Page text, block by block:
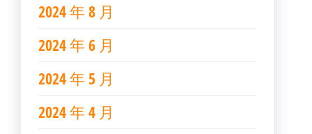
2024 年 8 月
2024 年 6 月
2024 年 5 月
2024 年 4 月